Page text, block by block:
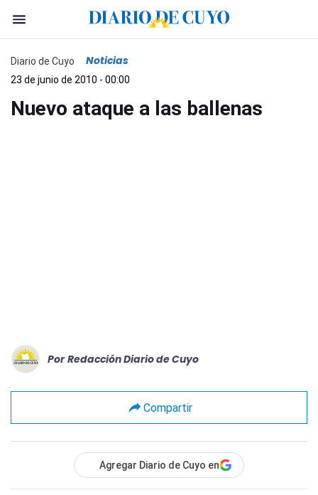
Diario de Cuyo Noticias
23 de junio de 2010 - 00:00
Nuevo ataque a las ballenas
Por Redacción Diario de Cuyo
Compartir
Agregar Diario de Cuyo en